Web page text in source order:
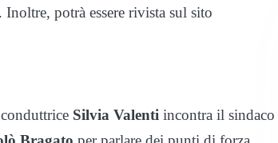
potrà essere rivista sul sito
Silvia Valenti incontra il sindaco